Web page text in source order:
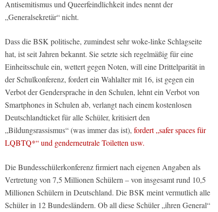
Antisemitismus und Queerfeindlichkeit indes nennt der
„Generalsekretär“ nicht.
Dass die BSK politische, zumindest sehr woke-linke Schlagseite
hat, ist seit Jahren bekannt. Sie setzte sich regelmäßig für eine
Einheitsschule ein, wettert gegen Noten, will eine Drittelparität in
der Schulkonferenz, fordert ein Wahlalter mit 16, ist gegen ein
Verbot der Gendersprache in den Schulen, lehnt ein Verbot von
Smartphones in Schulen ab, verlangt nach einem kostenlosen
Deutschlandticket für alle Schüler, kritisiert den
„Bildungsrassismus“ (was immer das ist), fordert „safer spaces für
LQBTQ*“ und genderneutrale Toiletten usw.
Die Bundesschülerkonferenz firmiert nach eigenen Angaben als
Vertretung von 7,5 Millionen Schülern – von insgesamt rund 10,5
Millionen Schülern in Deutschland. Die BSK meint vermutlich alle
Schüler in 12 Bundesländern. Ob all diese Schüler „ihren General“